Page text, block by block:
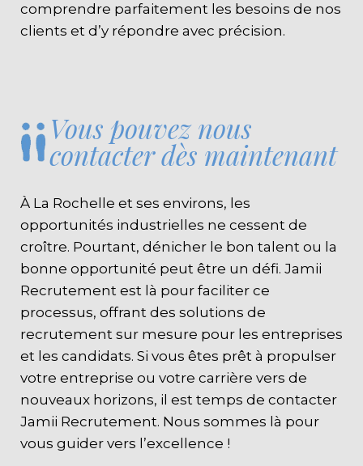
comprendre parfaitement les besoins de nos
clients et d’y répondre avec précision.
Vous pouvez nous
contacter dès maintenant
À La Rochelle et ses environs, les
opportunités industrielles ne cessent de
croître. Pourtant, dénicher le bon talent ou la
bonne opportunité peut être un défi. Jamii
Recrutement est là pour faciliter ce
processus, offrant des solutions de
recrutement sur mesure pour les entreprises
et les candidats. Si vous êtes prêt à propulser
votre entreprise ou votre carrière vers de
nouveaux horizons, il est temps de contacter
Jamii Recrutement. Nous sommes là pour
vous guider vers l’excellence !